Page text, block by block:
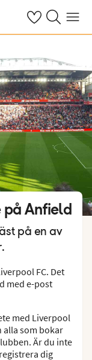
Se dinaSök på ving.se
Meny
på Anfield
på en av
FC. Det
med e-post
med Liverpool
alla som bokar
Är du inte
dig